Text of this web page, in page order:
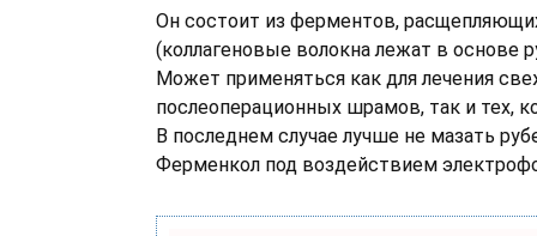
Он состоит из ферментов,
(коллагеновые волокна лежат в основе
Может применяться как для лечения
послеоперационных шрамов, так и тех,
В последнем случае лучше не мазать
Ферменкол под воздействием